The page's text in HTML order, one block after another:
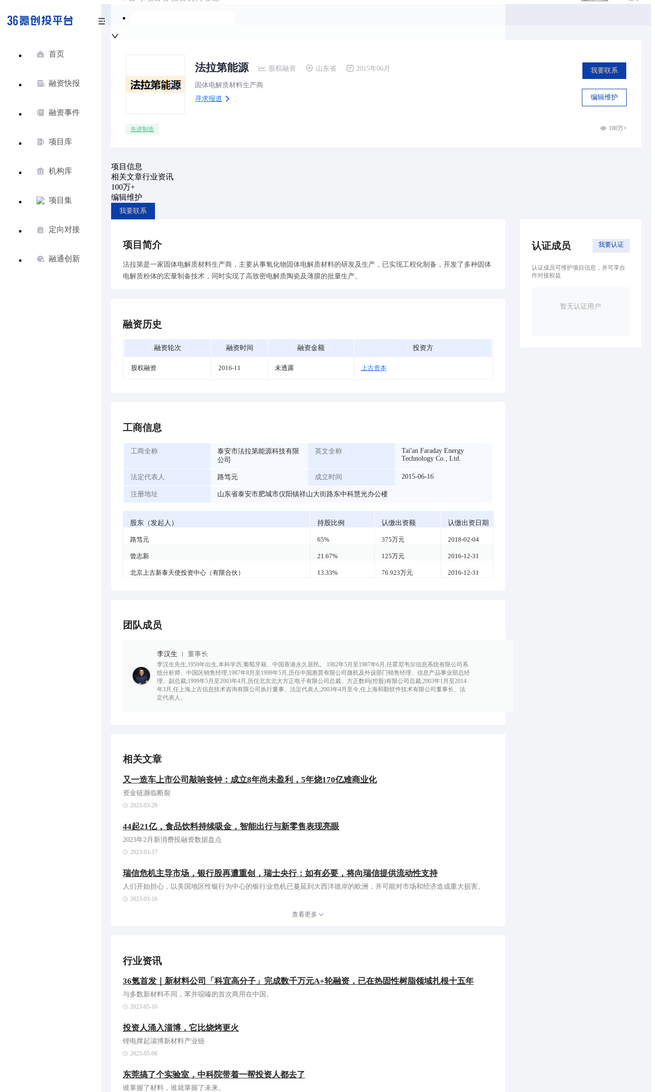
首页
融资快报
融资事件
项目库
机构库
项目集
定向对接
融通创新
法拉第能源 股权融资 山东省 2015年06月
固体电解质材料生产商
寻求报道
我要联系
编辑维护
先进制造 100万+
项目信息
相关文章行业资讯
100万+
编辑维护
我要联系
项目简介
法拉第是一家固体电解质材料生产商，主要从事氧化物固体电解质材料的研发及生产，已实现工程化制备，开发了多种固体
电解质粉体的宏量制备技术，同时实现了高致密电解质陶瓷及薄膜的批量生产。
融资历史
融资轮次 融资时间 融资金额 投资方
股权融资 2016-11 未透露 上古资本
工商信息
工商全称
泰安市法拉第能源科技有限
公司
英文全称
Tai'an Faraday Energy
Technology Co., Ltd.
法定代表人 路笃元 成立时间 2015-06-16
注册地址 山东省泰安市肥城市仪阳镇祥山大街路东中科慧光办公楼
股东（发起人） 持股比例 认缴出资额 认缴出资日期
路笃元 65% 375万元 2018-02-04
曾志新 21.67% 125万元 2016-12-31
北京上古新泰天使投资中心（有限合伙） 13.33% 76.923万元 2016-12-31
团队成员
李汉生 董事长
李汉生先生,1959年出生,本科学历,葡萄牙籍、中国香港永久居民。 1982年5月至1987年6月,任霍尼韦尔信息系统有限公司系
统分析师、中国区销售经理;1987年8月至1999年5月,历任中国惠普有限公司微机及外设部门销售经理、信息产品事业部总经
理、副总裁;1999年5月至2003年4月,历任北京北大方正电子有限公司总裁、方正数码(控股)有限公司总裁;2003年1月至2014
年3月,任上海上古信息技术咨询有限公司执行董事、法定代表人;2003年4月至今,任上海和勤软件技术有限公司董事长、法
定代表人。
相关文章
又一造车上市公司敲响丧钟：成立8年尚未盈利，5年烧170亿难商业化
资金链濒临断裂
2023-03-20
44起21亿，食品饮料持续吸金，智能出行与新零售表现亮眼
2023年2月新消费投融资数据盘点
2023-03-17
瑞信危机主导市场，银行股再遭重创，瑞士央行：如有必要，将向瑞信提供流动性支持
人们开始担心，以美国地区性银行为中心的银行业危机已蔓延到大西洋彼岸的欧洲，并可能对市场和经济造成重大损害。
2023-03-16
查看更多
行业资讯
36氪首发｜新材料公司「科宜高分子」完成数千万元A+轮融资，已在热固性树脂领域扎根十五年
与多数新材料不同，苯并噁嗪的首次商用在中国。
2023-05-10
投资人涌入淄博，它比烧烤更火
锂电撑起淄博新材料产业链
2023-05-06
东莞搞了个实验室，中科院带着一帮投资人都去了
谁掌握了材料，谁就掌握了未来。
认证成员 我要认证
认证成员可维护项目信息，并可享合
作对接权益
暂无认证用户